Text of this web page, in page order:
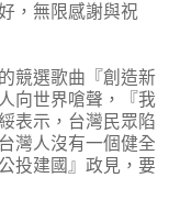
，無限感謝與祝
競選歌曲『創造新
向世界嗆聲，『我
表示，台灣民眾陷
灣人沒有一個健全
投建國』政見，要